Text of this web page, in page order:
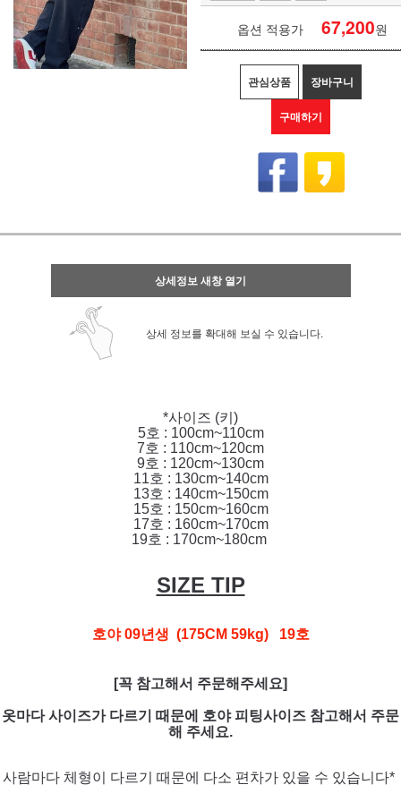
옵션 적용가 67,200원
관심상품 장바구니
구매하기
상세정보 새창 열기
상세 정보를 확대해 보실 수 있습니다.
*사이즈 (키)
5호 : 100cm~110cm
7호 : 110cm~120cm
9호 : 120cm~130cm
11호 : 130cm~140cm
13호 : 140cm~150cm
15호 : 150cm~160cm
17호 : 160cm~170cm
19호 : 170cm~180cm
SIZE TIP
호야 09년생 (175CM 59kg) 19호
[꼭 참고해서 주문해주세요]
옷마다 사이즈가 다르기 때문에 호야 피팅사이즈 참고해서 주문
해 주세요.
사람마다 체형이 다르기 때문에 다소 편차가 있을 수 있습니다*